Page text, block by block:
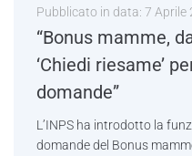
Pubblicato in data: 7 Aprile
“Bonus mamme,
‘Chiedi riesame’
domande”
L’INPS ha introdotto la
domande del Bonus